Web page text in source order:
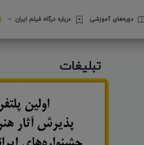
دوره‌های آموزشی درباره درگاه فیلم ایران
تبلیغات